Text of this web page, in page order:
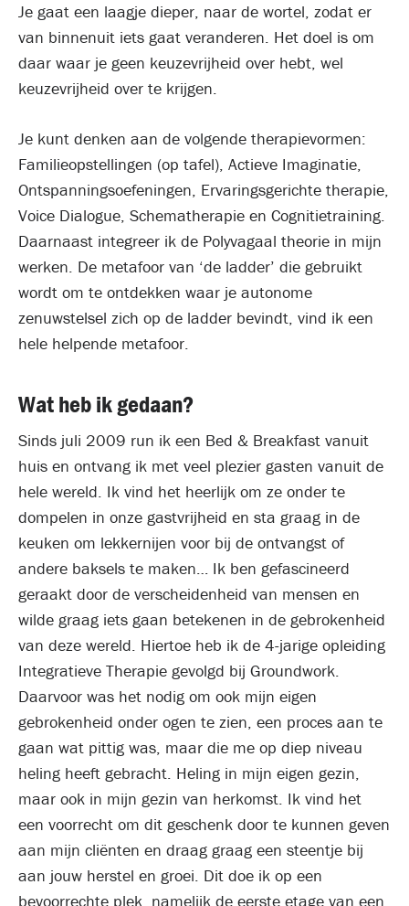
Je gaat een laagje dieper, naar de wortel, zodat er
van binnenuit iets gaat veranderen. Het doel is om
daar waar je geen keuzevrijheid over hebt, wel
keuzevrijheid over te krijgen.
Je kunt denken aan de volgende therapievormen:
Familieopstellingen (op tafel), Actieve Imaginatie,
Ontspanningsoefeningen, Ervaringsgerichte therapie,
Voice Dialogue, Schematherapie en Cognitietraining.
Daarnaast integreer ik de Polyvagaal theorie in mijn
werken. De metafoor van ‘de ladder’ die gebruikt
wordt om te ontdekken waar je autonome
zenuwstelsel zich op de ladder bevindt, vind ik een
hele helpende metafoor.
Wat heb ik gedaan?
Sinds juli 2009 run ik een Bed & Breakfast vanuit
huis en ontvang ik met veel plezier gasten vanuit de
hele wereld. Ik vind het heerlijk om ze onder te
dompelen in onze gastvrijheid en sta graag in de
keuken om lekkernijen voor bij de ontvangst of
andere baksels te maken… Ik ben gefascineerd
geraakt door de verscheidenheid van mensen en
wilde graag iets gaan betekenen in de gebrokenheid
van deze wereld. Hiertoe heb ik de 4-jarige opleiding
Integratieve Therapie gevolgd bij Groundwork.
Daarvoor was het nodig om ook mijn eigen
gebrokenheid onder ogen te zien, een proces aan te
gaan wat pittig was, maar die me op diep niveau
heling heeft gebracht. Heling in mijn eigen gezin,
maar ook in mijn gezin van herkomst. Ik vind het
een voorrecht om dit geschenk door te kunnen geven
aan mijn cliënten en draag graag een steentje bij
aan jouw herstel en groei. Dit doe ik op een
bevoorrechte plek, namelijk de eerste etage van een